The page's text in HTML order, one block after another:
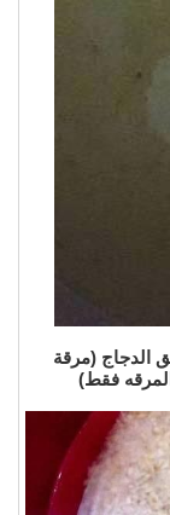
الدجاج (مرقة
فقط)